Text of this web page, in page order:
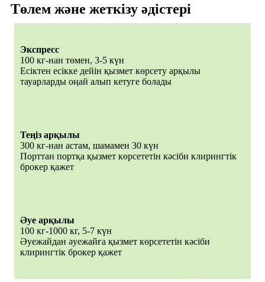
Төлем және жеткізу әдістері
Экспресс
100 кг-нан төмен, 3-5 күн
Есіктен есікке дейін қызмет көрсету арқылы
тауарларды оңай алып кетуге болады
Теңіз арқылы
300 кг-нан астам, шамамен 30 күн
Порттан портқа қызмет көрсететін кәсіби клирингтік
брокер қажет
Әуе арқылы
100 кг-1000 кг, 5-7 күн
Әуежайдан әуежайға қызмет көрсететін кәсіби
клирингтік брокер қажет